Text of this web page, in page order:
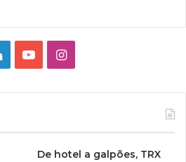
LinkedinYouTubeInstagram
De hotel a galpões, TRX